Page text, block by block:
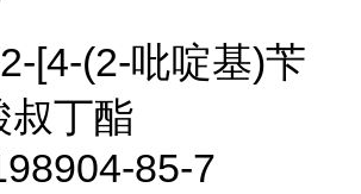
[4-(2-吡啶基)苄
叔丁酯
85-7